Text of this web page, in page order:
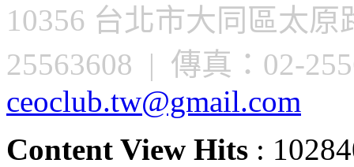
10356 台北市大同區太
25563608 | 傳真：02-
ceoclub.tw@gmail.com
Content View Hits :